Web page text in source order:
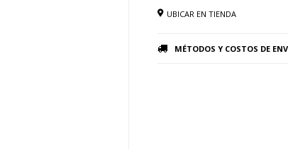
UBICAR EN TIENDA
MÉTODOS Y COSTOS DE